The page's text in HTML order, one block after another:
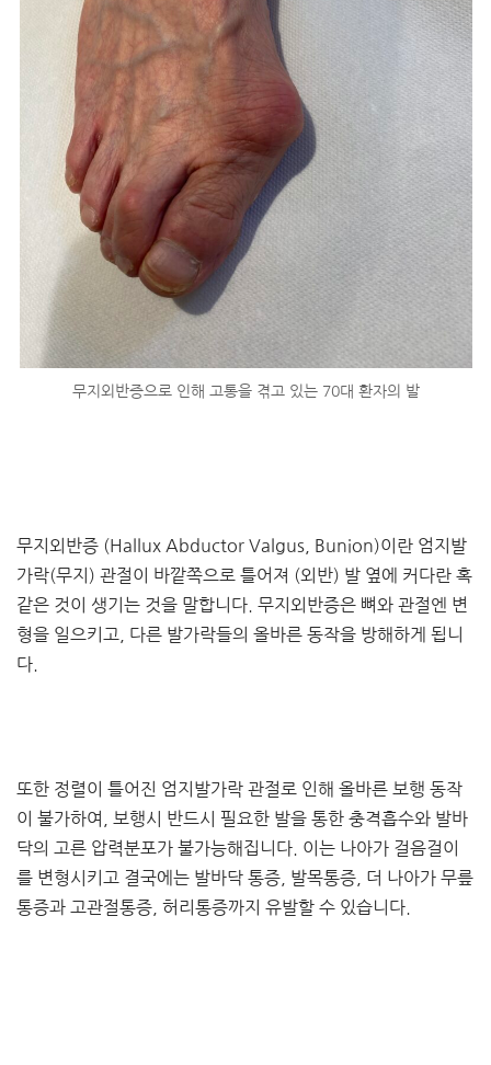
무지외반증으로 인해 고통을 겪고 있는 70대 환자의 발
무지외반증 (Hallux Abductor Valgus, Bunion)이란 엄지발
가락(무지) 관절이 바깥쪽으로 틀어져 (외반) 발 옆에 커다란 혹
같은 것이 생기는 것을 말합니다. 무지외반증은 뼈와 관절엔 변
형을 일으키고, 다른 발가락들의 올바른 동작을 방해하게 됩니
다.
또한 정렬이 틀어진 엄지발가락 관절로 인해 올바른 보행 동작
이 불가하여, 보행시 반드시 필요한 발을 통한 충격흡수와 발바
닥의 고른 압력분포가 불가능해집니다. 이는 나아가 걸음걸이
를 변형시키고 결국에는 발바닥 통증, 발목통증, 더 나아가 무릎
통증과 고관절통증, 허리통증까지 유발할 수 있습니다.